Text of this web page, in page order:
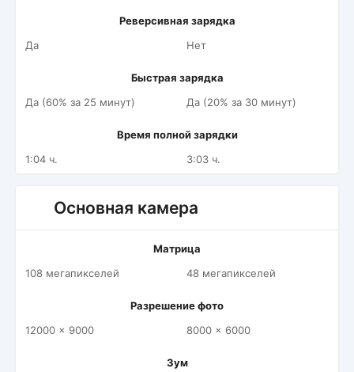
Реверсивная зарядка
Да
Нет
Быстрая зарядка
Да (60% за 25 минут)
Да (20% за 30 минут)
Время полной зарядки
1:04 ч.
3:03 ч.
Основная камера
Матрица
108 мегапикселей
48 мегапикселей
Разрешение фото
12000 x 9000
8000 x 6000
Зум